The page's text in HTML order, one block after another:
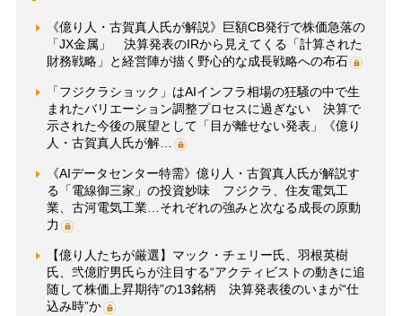
《億り人・古賀真人氏が解説》巨額CB発行で株価急落の
「JX金属」 決算発表のIRから見えてくる「計算された
財務戦略」と経営陣が描く野心的な成長戦略への布石
「フジクラショック」はAIインフラ相場の狂騒の中で生
まれたバリエーション調整プロセスに過ぎない 決算で
示された今後の展望として「目が離せない発表」《億り
人・古賀真人氏が解…
《AIデータセンター特需》億り人・古賀真人氏が解説す
る「電線御三家」の投資妙味 フジクラ、住友電気工
業、古河電気工業…それぞれの強みと次なる成長の原動
力
【億り人たちが厳選】マック・チェリー氏、羽根英樹
氏、弐億貯男氏らが注目する“アクティビストの動きに追
随して株価上昇期待”の13銘柄 決算発表後のいまが“仕
込み時”か